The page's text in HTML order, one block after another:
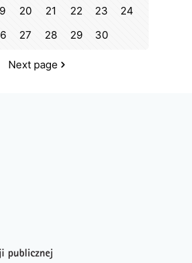
20 21 22 23
24
27 28 29 30
Next page